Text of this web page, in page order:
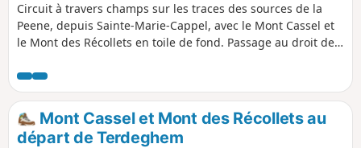
Circuit à travers champs sur les traces des sources de la
Peene, depuis Sainte-Marie-Cappel, avec le Mont Cassel et
le Mont des Récollets en toile de fond. Passage au droit de
Becque.
Mont Cassel et Mont des Récollets au
départ de Terdeghem